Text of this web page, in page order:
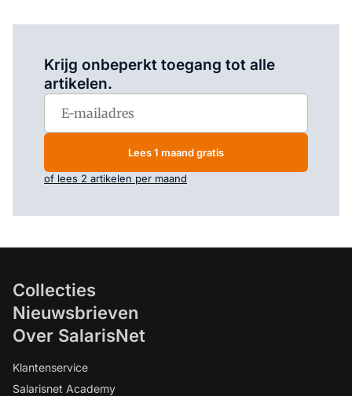
Krijg onbeperkt toegang tot alle
artikelen.
Lees 1 maand gratis
of lees 2 artikelen per maand
Collecties
Nieuwsbrieven
Over SalarisNet
Klantenservice
Salarisnet Academy